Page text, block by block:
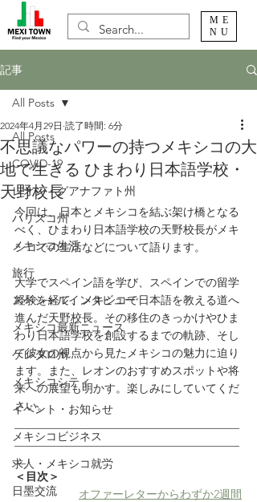
ME
NU
記事
All Posts
COVID-19
レオン・グアナファト州
ハリスコ州
メキシコ生活
旅行
スペシャルインタビュー
メキシコ最新ニュース
ケレタロ州
メキシコシティ
イベント・お知らせ
メキシコビジネス
求人・メキシコ就労
日墨交流
All Posts
不思議なパワーの持つメキシコの大
地で生きる ひまわり日本語学校・
天野校長
2024年4月29日 読了時間: 6分
今回は、日本とメキシコを結ぶ架け橋となる
べく、ひまわり日本語学校の天野校長がメキ
シコでの生活などについて語ります。
大学でスペイン語を学び、スペインでの留学
経験を経て、メキシコで日本語を教える道へ
進んだ天野校長。その移住のきっかけやひま
わり日本語学校を創設するまでの軌跡、そし
て彼女の視点から見たメキシコの魅力に迫り
ます。また、レオンのおすすめスポットや将
来への展望も明かす。楽しみにしていてくだ
さい。
________________________________________
__
＜目次＞
オファーレターからわずか2週間